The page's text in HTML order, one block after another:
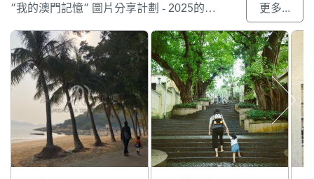
“我的澳門記憶” 圖片分享計劃 - 2025的入選作品 更多...